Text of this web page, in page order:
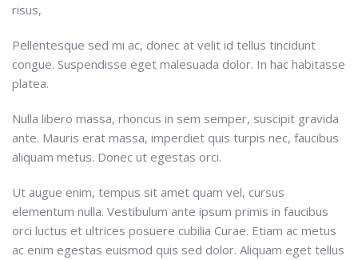
risus,
Pellentesque sed mi ac, donec at velit id tellus tincidunt
congue. Suspendisse eget malesuada dolor. In hac habitasse
platea.
Nulla libero massa, rhoncus in sem semper, suscipit gravida
ante. Mauris erat massa, imperdiet quis turpis nec, faucibus
aliquam metus. Donec ut egestas orci.
Ut augue enim, tempus sit amet quam vel, cursus
elementum nulla. Vestibulum ante ipsum primis in faucibus
orci luctus et ultrices posuere cubilia Curae. Etiam ac metus
ac enim egestas euismod quis sed dolor. Aliquam eget tellus